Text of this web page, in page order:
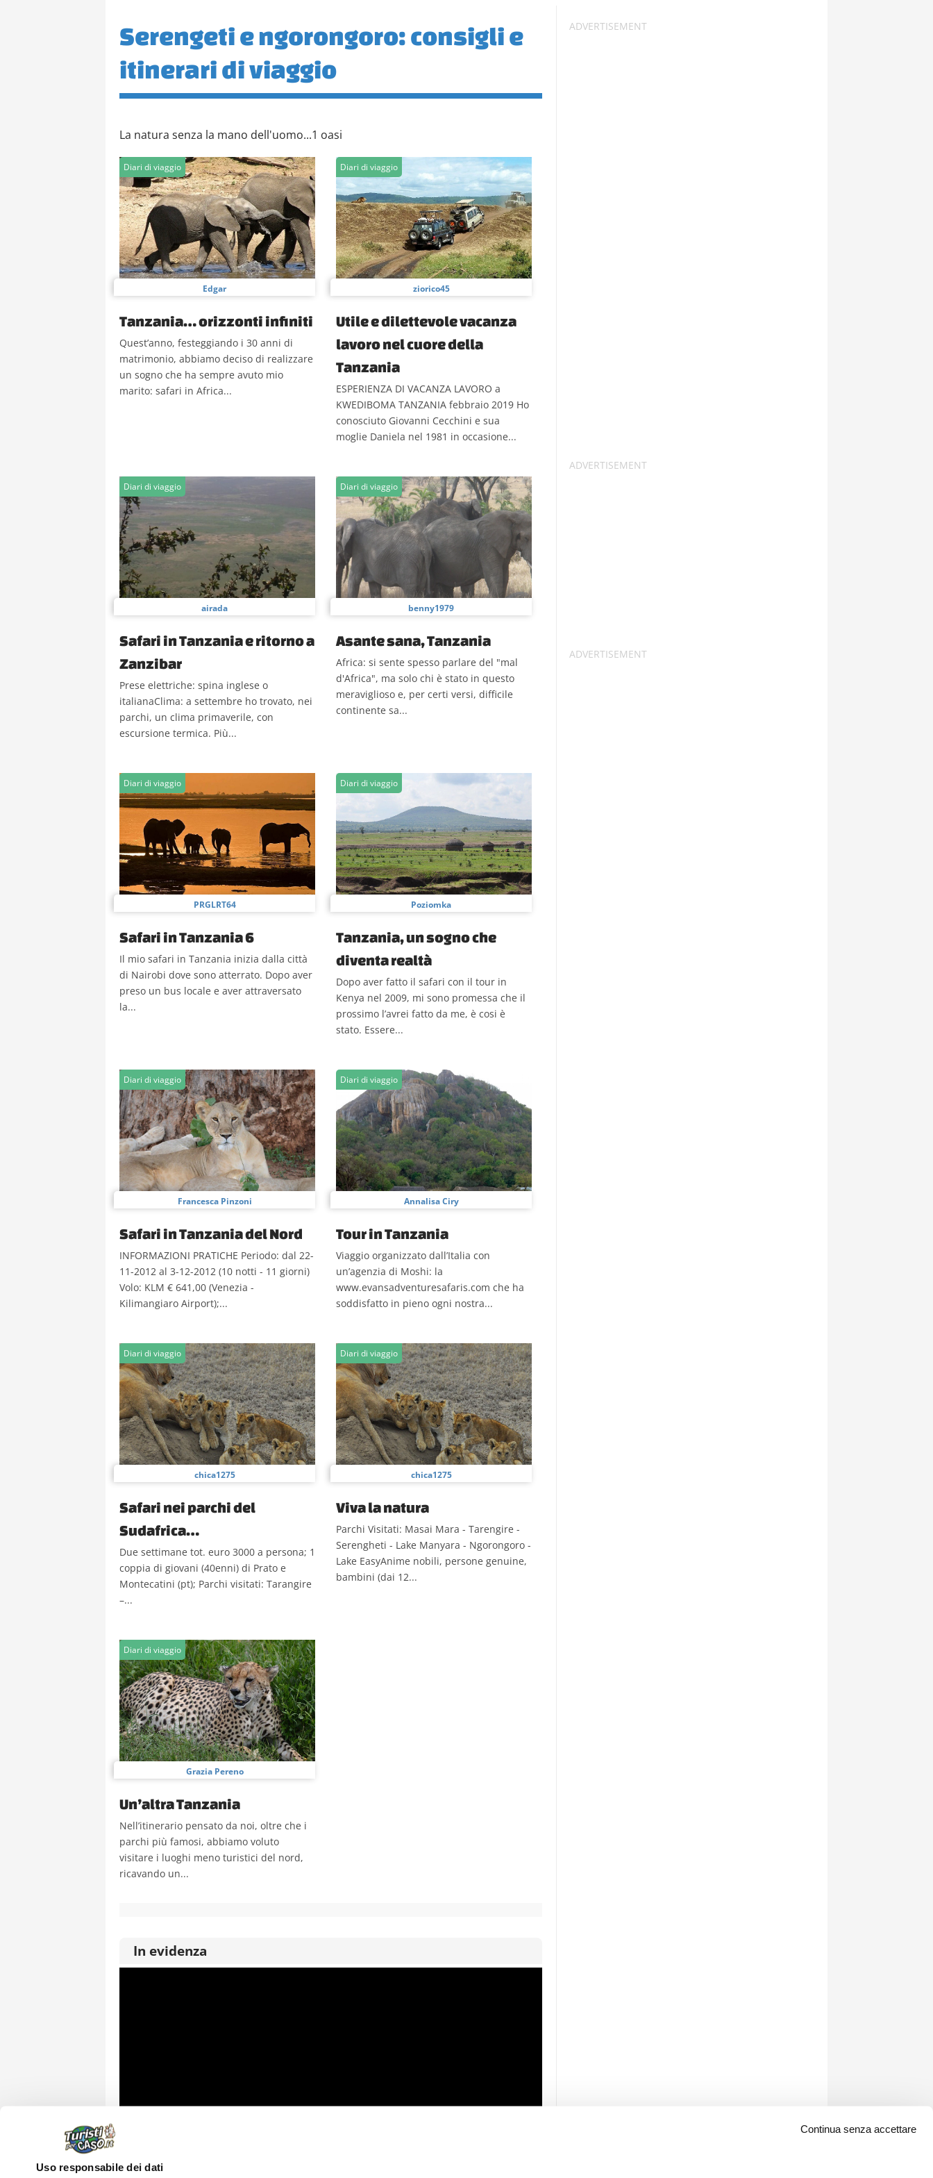
Uso responsabile dei dati
Continua senza accettare
Serengeti e ngorongoro: consigli e
itinerari di viaggio
La natura senza la mano dell'uomo...1 oasi
Diari di viaggio
Edgar
Tanzania… orizzonti infiniti
Quest’anno, festeggiando i 30 anni di
matrimonio, abbiamo deciso di realizzare
un sogno che ha sempre avuto mio
marito: safari in Africa...
Diari di viaggio
ziorico45
Utile e dilettevole vacanza
lavoro nel cuore della
Tanzania
ESPERIENZA DI VACANZA LAVORO a
KWEDIBOMA TANZANIA febbraio 2019 Ho
conosciuto Giovanni Cecchini e sua
moglie Daniela nel 1981 in occasione...
Diari di viaggio
airada
Safari in Tanzania e ritorno a
Zanzibar
Prese elettriche: spina inglese o
italianaClima: a settembre ho trovato, nei
parchi, un clima primaverile, con
escursione termica. Più...
Diari di viaggio
benny1979
Asante sana, Tanzania
Africa: si sente spesso parlare del "mal
d'Africa", ma solo chi è stato in questo
meraviglioso e, per certi versi, difficile
continente sa...
Diari di viaggio
PRGLRT64
Safari in Tanzania 6
Il mio safari in Tanzania inizia dalla città
di Nairobi dove sono atterrato. Dopo aver
preso un bus locale e aver attraversato
la...
Diari di viaggio
Poziomka
Tanzania, un sogno che
diventa realtà
Dopo aver fatto il safari con il tour in
Kenya nel 2009, mi sono promessa che il
prossimo l’avrei fatto da me, è cosi è
stato. Essere...
Diari di viaggio
Francesca Pinzoni
Safari in Tanzania del Nord
INFORMAZIONI PRATICHE Periodo: dal 22-
11-2012 al 3-12-2012 (10 notti - 11 giorni)
Volo: KLM € 641,00 (Venezia -
Kilimangiaro Airport);...
Diari di viaggio
Annalisa Ciry
Tour in Tanzania
Viaggio organizzato dall’Italia con
un’agenzia di Moshi: la
www.evansadventuresafaris.com che ha
soddisfatto in pieno ogni nostra...
Diari di viaggio
chica1275
Safari nei parchi del
Sudafrica…
Due settimane tot. euro 3000 a persona; 1
coppia di giovani (40enni) di Prato e
Montecatini (pt); Parchi visitati: Tarangire
–...
Diari di viaggio
chica1275
Viva la natura
Parchi Visitati: Masai Mara - Tarengire -
Serengheti - Lake Manyara - Ngorongoro -
Lake EasyAnime nobili, persone genuine,
bambini (dai 12...
Diari di viaggio
Grazia Pereno
Un’altra Tanzania
Nell’itinerario pensato da noi, oltre che i
parchi più famosi, abbiamo voluto
visitare i luoghi meno turistici del nord,
ricavando un...
In evidenza